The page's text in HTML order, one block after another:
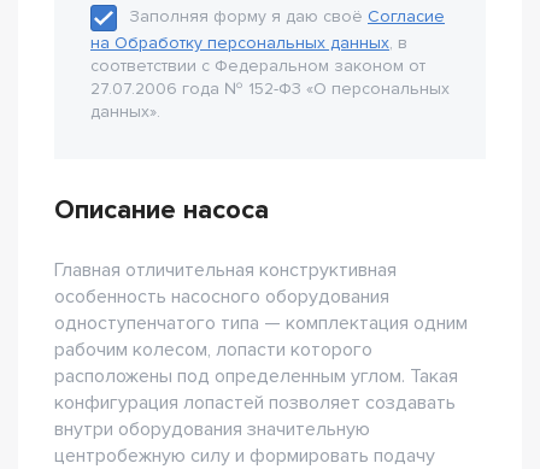
Заполняя форму я даю своё Согласие
на Обработку персональных данных, в
соответствии с Федеральном законом от
27.07.2006 года № 152-Ф3 «О персональных
данных».
Описание насоса
Главная отличительная конструктивная
особенность насосного оборудования
одноступенчатого типа — комплектация одним
рабочим колесом, лопасти которого
расположены под определенным углом. Такая
конфигурация лопастей позволяет создавать
внутри оборудования значительную
центробежную силу и формировать подачу